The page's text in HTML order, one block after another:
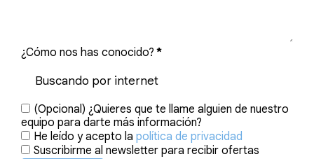
¿Cómo nos has conocido? *
(Opcional) ¿Quieres que te llame alguien de nuestro
equipo para darte más información?
He leído y acepto la política de privacidad
Suscribirme al newsletter para recibir ofertas